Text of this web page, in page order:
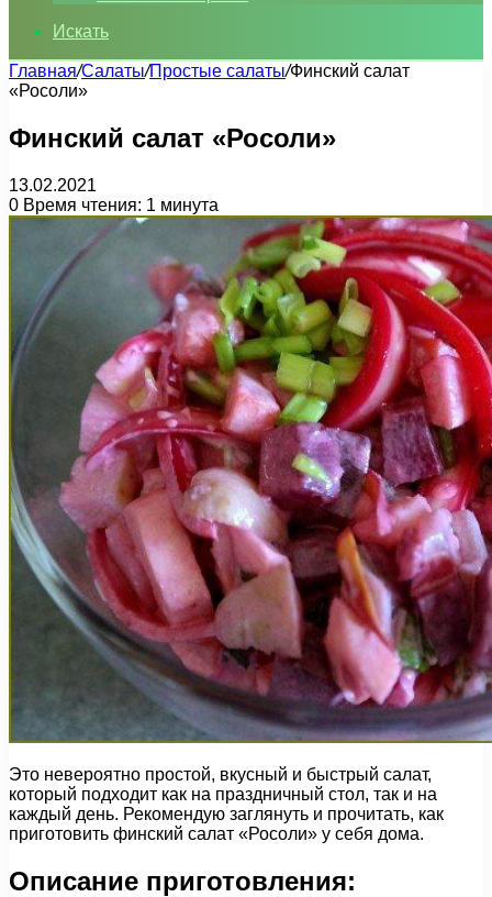
Искать
Главная/Салаты/Простые салаты/Финский салат
«Росоли»
Финский салат «Росоли»
13.02.2021
0 Время чтения: 1 минута
Это невероятно простой, вкусный и быстрый салат,
который подходит как на праздничный стол, так и на
каждый день. Рекомендую заглянуть и прочитать, как
приготовить финский салат «Росоли» у себя дома.
Описание приготовления: